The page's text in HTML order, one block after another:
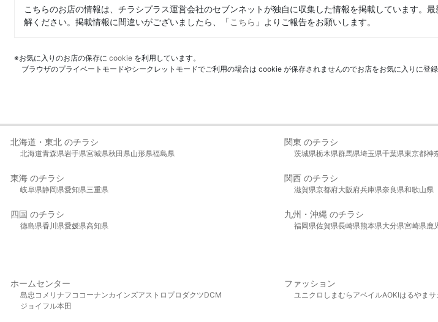
こちらのお店の情報は、チラシプラス運営会社のセブンネットが独自に収集した情報を掲載しています。
解ください。掲載情報に間違いがございましたら、「こちら 」よりご報告をお願いします。
※お気に入りのお店の保存に cookie を利用しています。
ブラウザのプライベートモードやシークレットモードでご利用の場合は cookie が保存されませんのでお店をお気に入りに登録
北海道・東北 のチラシ
北海道青森県岩手県宮城県秋田県山形県福島県
関東 のチラシ
茨城県栃木県群馬県埼玉県千葉県東京都神
東海 のチラシ
岐阜県静岡県愛知県三重県
関西 のチラシ
滋賀県京都府大阪府兵庫県奈良県和歌山県
四国 のチラシ
徳島県香川県愛媛県高知県
九州・沖縄 のチラシ
福岡県佐賀県長崎県熊本県大分県宮崎県鹿
ホームセンター
島忠 コメリ ナフコ コーナンカインズアストロプロダクツDCM
ジョイフル本田
ファッション
ユニクロ しまむら アベイルAOKIはるやま サ